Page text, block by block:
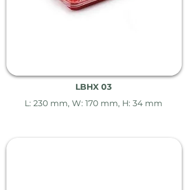
LBHX 03
L: 230 mm, W: 170 mm, H: 34 mm